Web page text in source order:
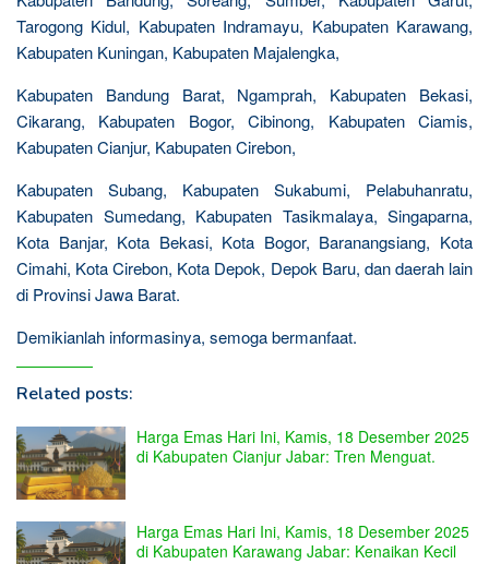
Tarogong Kidul, Kabupaten Indramayu, Kabupaten Karawang,
Kabupaten Kuningan, Kabupaten Majalengka,
Kabupaten Bandung Barat, Ngamprah, Kabupaten Bekasi,
Cikarang, Kabupaten Bogor, Cibinong, Kabupaten Ciamis,
Kabupaten Cianjur, Kabupaten Cirebon,
Kabupaten Subang, Kabupaten Sukabumi, Pelabuhanratu,
Kabupaten Sumedang, Kabupaten Tasikmalaya, Singaparna,
Kota Banjar, Kota Bekasi, Kota Bogor, Baranangsiang, Kota
Cimahi, Kota Cirebon, Kota Depok, Depok Baru, dan daerah lain
di Provinsi Jawa Barat.
Demikianlah informasinya, semoga bermanfaat.
Related posts:
Harga Emas Hari Ini, Kamis, 18 Desember 2025
di Kabupaten Cianjur Jabar: Tren Menguat.
Harga Emas Hari Ini, Kamis, 18 Desember 2025
di Kabupaten Karawang Jabar: Kenaikan Kecil